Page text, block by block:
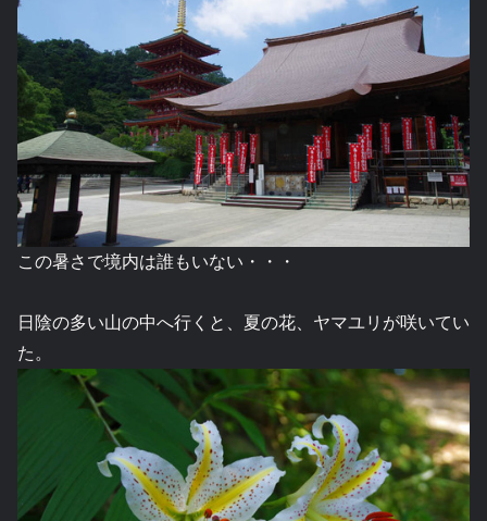
この暑さで境内は誰もいない・・・
日陰の多い山の中へ行くと、夏の花、ヤマユリが咲いてい
た。